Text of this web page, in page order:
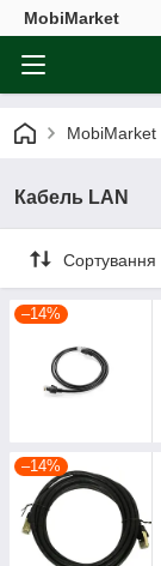
MobiMarket
MobiMarket
Кабель LAN
Сортування
–14%
–14%